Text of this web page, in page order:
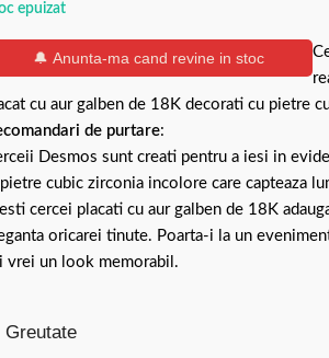
epuizat
🔔 Anunta-ma cand revine in stoc
cu aur galben de 18K decorati cu pietre
de purtare:
Desmos sunt creati pentru a iesi in
cubic zirconia incolore care capteaza
cercei placati cu aur galben de 18K
oricarei tinute. Poarta-i la un
vrei un look memorabil.
Greutate